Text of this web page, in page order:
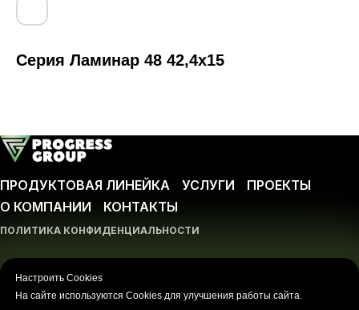
Серия Ламинар 48 42,4х15
ПРОДУКТОВАЯ ЛИНЕЙКА УСЛУГИ
ПРОЕКТЫ
О КОМПАНИИ
КОНТАКТЫ
ПОЛИТИКА КОНФИДЕНЦИАЛЬНОСТИ
Настроить Cookies
На сайте используются Cookies для улучшения работы сайта.
Любое использование либо копирование материалов
или подборки материалов сайта, элементов дизайна и
оформления допускается лишь с разрешения